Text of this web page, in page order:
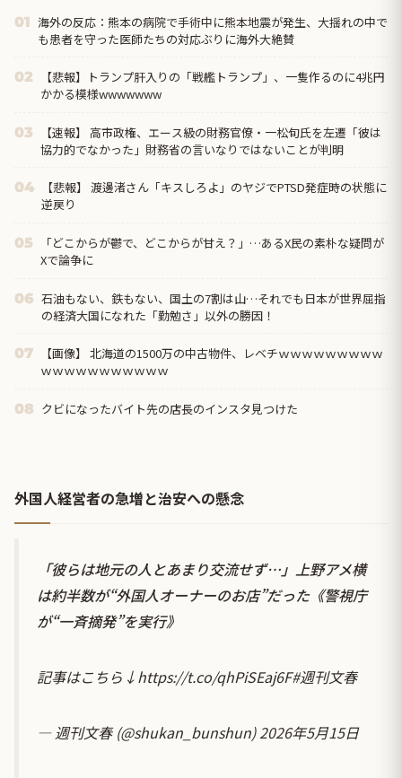
01 海外の反応：熊本の病院で手術中に熊本地震が発生、大揺れの中で
も患者を守った医師たちの対応ぶりに海外大絶賛
02
【悲報】トランプ肝入りの「戦艦トランプ」、一隻作るのに4兆円
かかる模様wwwwwww
03
【速報】 高市政権、エース級の財務官僚・一松旬氏を左遷「彼は
協力的でなかった」財務省の言いなりではないことが判明
04
【悲報】 渡邊渚さん「キスしろよ」のヤジでPTSD発症時の状態に
逆戻り
05
「どこからが鬱で、どこからが甘え？」…あるX民の素朴な疑問が
Xで論争に
06 石油もない、鉄もない、国土の7割は山…それでも日本が世界屈指
の経済大国になれた「勤勉さ」以外の勝因！
07
【画像】 北海道の1500万の中古物件、レベチｗｗｗｗｗｗｗｗｗ
ｗｗｗｗｗｗｗｗｗｗｗ
08 クビになったバイト先の店長のインスタ見つけた
外国人経営者の急増と治安への懸念
「彼らは地元の人とあまり交流せず…」上野アメ横
は約半数が“外国人オーナーのお店”だった《警視庁
が“一斉摘発”を実行》
記事はこちら↓https://t.co/qhPiSEaj6F#週刊文春
— 週刊文春 (@shukan_bunshun)2026年5月15日